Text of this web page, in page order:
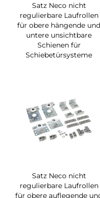
Satz Neco nicht
regulierbare Laufrollen
für obere hängende und
untere unsichtbare
Schienen für
Schiebetürsysteme
Satz Neco nicht
regulierbare Laufrollen
für obere auflegende